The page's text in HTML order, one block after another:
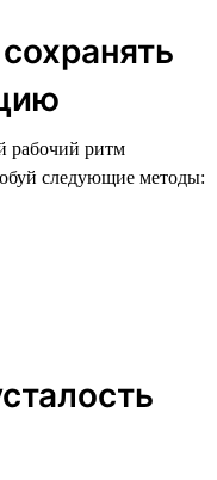
рабочий ритм
следующие методы: